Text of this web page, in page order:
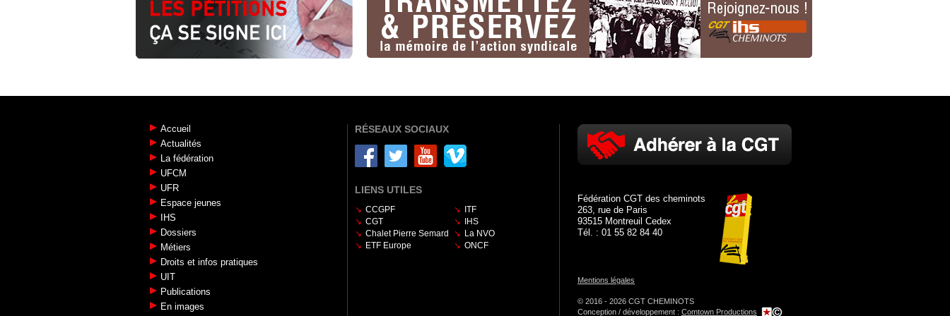
Accueil
Actualités
La fédération
UFCM
UFR
Espace jeunes
IHS
Dossiers
Métiers
Droits et infos pratiques
UIT
Publications
En images
RÉSEAUX SOCIAUX
LIENS UTILES
CCGPF
CGT
Chalet Pierre Semard
ETF Europe
ITF
IHS
La NVO
ONCF
Fédération CGT des cheminots
263, rue de Paris
93515 Montreuil Cedex
Tél. : 01 55 82 84 40
Mentions légales
© 2016 - 2026 CGT CHEMINOTS
Conception / développement : Comtown Productions